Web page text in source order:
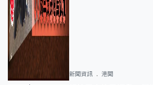
新聞資訊 港聞